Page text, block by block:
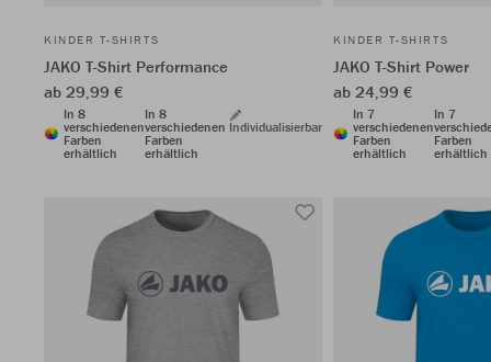
KINDER T-SHIRTS
JAKO T-Shirt Performance
ab 29,99 €
In 8
verschiedenen
Farben
erhältlich
In 8
verschiedenen
Farben
erhältlich
Individualisierbar
KINDER T-SHIRTS
JAKO T-Shirt Power
ab 24,99 €
In 7
verschiedenen
Farben
erhältlich
In 7
Farben
erhältlich